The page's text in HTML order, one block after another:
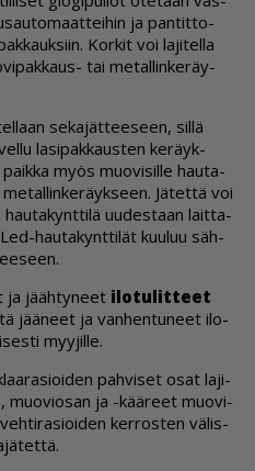
ja pan­tit­to­
Kor­kit voi la­ji­tel­la
tai me­tal­lin­ke­räy­
se­ka­jät­tee­seen, sil­lä
la­si­pak­kaus­ten ke­räyk­
myös muo­vi­sil­le hau­ta­
Jä­tet­tä voi
hau­ta­kynt­ti­lä uu­des­taan lait­ta­
hau­ta­kynt­ti­lät kuu­luu säh­
ja jääh­ty­neet ilo­tu­lit­teet
jää­neet ja van­hen­tu­neet ilo­
myy­jil­le.
pah­vi­set osat la­ji­
muo­vi­o­san ja -kää­reet muo­vi­
ker­ros­ten vä­lis­